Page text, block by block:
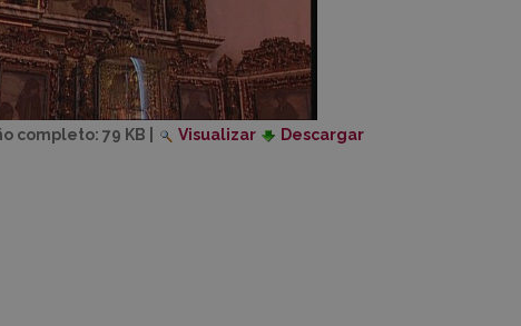
completo: 79 KB Visualizar Descargar